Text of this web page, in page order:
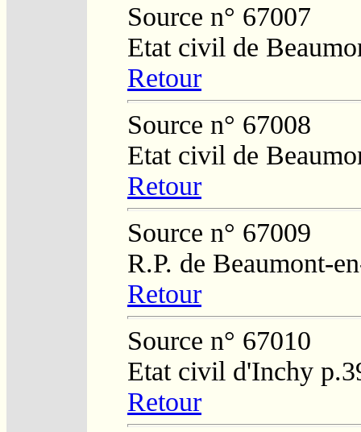
Source n° 67007
Etat civil de
Retour
Source n° 67008
Etat civil de
Retour
Source n° 67009
R.P. de Beaumont-
Retour
Source n° 67010
Etat civil d'Inchy
Retour